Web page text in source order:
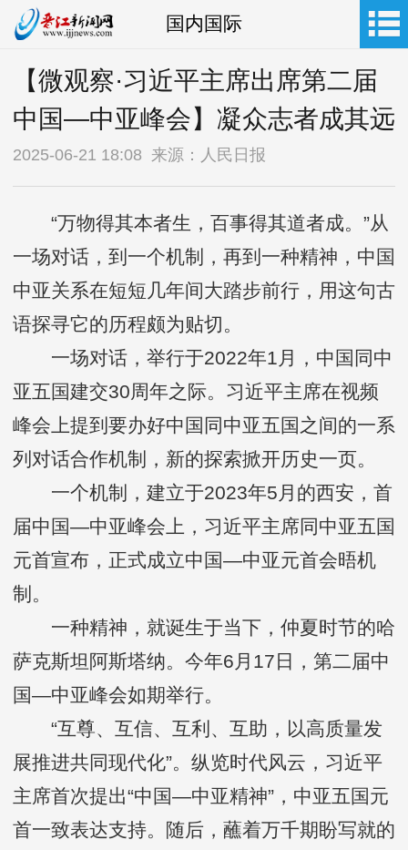
国内国际
【微观察·习近平主席出席第二届
中国—中亚峰会】凝众志者成其远
2025-06-21 18:08 来源：人民日报
“万物得其本者生，百事得其道者成。”从
一场对话，到一个机制，再到一种精神，中国
中亚关系在短短几年间大踏步前行，用这句古
语探寻它的历程颇为贴切。
一场对话，举行于2022年1月，中国同中
亚五国建交30周年之际。习近平主席在视频
峰会上提到要办好中国同中亚五国之间的一系
列对话合作机制，新的探索掀开历史一页。
一个机制，建立于2023年5月的西安，首
届中国—中亚峰会上，习近平主席同中亚五国
元首宣布，正式成立中国—中亚元首会晤机
制。
一种精神，就诞生于当下，仲夏时节的哈
萨克斯坦阿斯塔纳。今年6月17日，第二届中
国—中亚峰会如期举行。
“互尊、互信、互利、互助，以高质量发
展推进共同现代化”。纵览时代风云，习近平
主席首次提出“中国—中亚精神”，中亚五国元
首一致表达支持。随后，蘸着万千期盼写就的